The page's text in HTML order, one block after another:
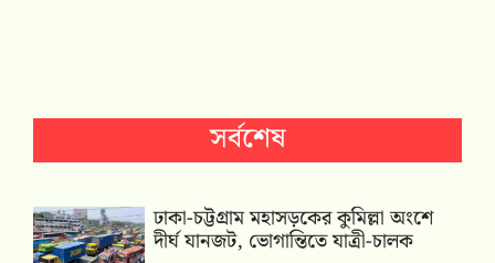
সর্বশেষ
ঢাকা-চট্টগ্রাম মহাসড়কের কুমিল্লা অংশে
দীর্ঘ যানজট, ভোগান্তিতে যাত্রী-চালক